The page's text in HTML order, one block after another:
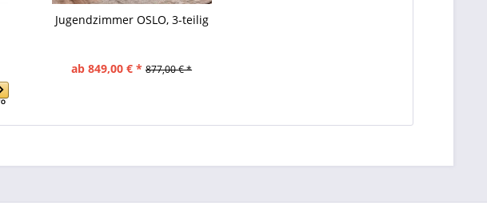
Jugendzimmer OSLO, 3-teilig
ab 849,00 € * 877,00 € *